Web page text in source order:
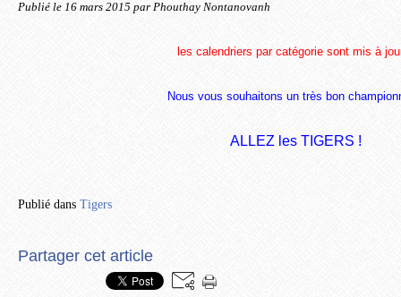
Publié le 16 mars 2015 par Phouthay Nontanovanh
les calendriers par catégorie sont mis à
Nous vous souhaitons un très bon
ALLEZ les TIGERS !
Publié dans Tigers
Partager cet article